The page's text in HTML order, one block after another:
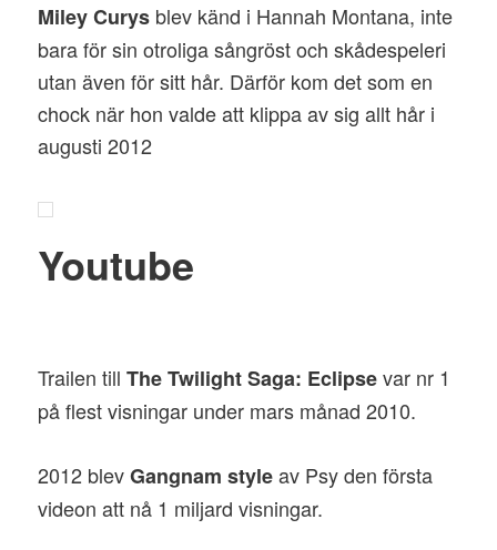
Miley Curys blev känd i Hannah Montana, inte
bara för sin otroliga sångröst och skådespeleri
utan även för sitt hår. Därför kom det som en
chock när hon valde att klippa av sig allt hår i
augusti 2012
Youtube
Trailen tillThe Twilight Saga: Eclipsevar nr 1
på flest visningar under mars månad 2010.
2012 blevGangnam styleav Psy den första
videon att nå 1 miljard visningar.